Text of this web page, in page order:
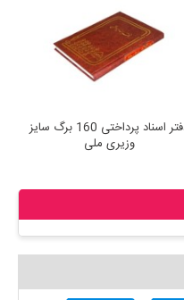
دفتر اسناد پرداختی 160 برگ سایز
وزیری ملی